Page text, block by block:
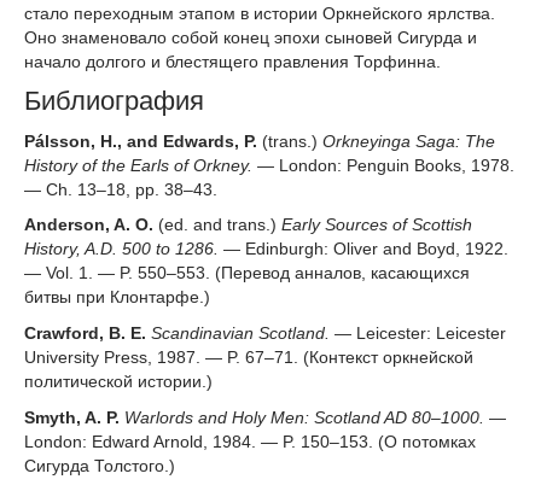
стало переходным этапом в истории Оркнейского ярлства.
Оно знаменовало собой конец эпохи сыновей Сигурда и
начало долгого и блестящего правления Торфинна.
Библиография
Pálsson, H., and Edwards, P. (trans.) Orkneyinga Saga: The
History of the Earls of Orkney. — London: Penguin Books, 1978.
— Ch. 13–18, pp. 38–43.
Anderson, A. O. (ed. and trans.) Early Sources of Scottish
History, A.D. 500 to 1286. — Edinburgh: Oliver and Boyd, 1922.
— Vol. 1. — P. 550–553. (Перевод анналов, касающихся
битвы при Клонтарфе.)
Crawford, B. E. Scandinavian Scotland. — Leicester: Leicester
University Press, 1987. — P. 67–71. (Контекст оркнейской
политической истории.)
Smyth, A. P. Warlords and Holy Men: Scotland AD 80–1000. —
London: Edward Arnold, 1984. — P. 150–153. (О потомках
Сигурда Толстого.)